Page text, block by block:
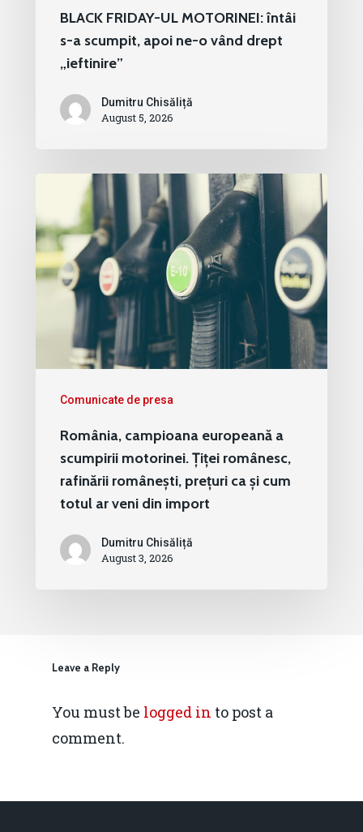
BLACK FRIDAY-UL MOTORINEI: întâi
s-a scumpit, apoi ne-o vând drept
„ieftinire”
Dumitru Chisăliță
August 5, 2026
Comunicate de presa
România, campioana europeană a
scumpirii motorinei. Țiței românesc,
rafinării românești, prețuri ca și cum
totul ar veni din import
Dumitru Chisăliță
August 3, 2026
Leave a Reply
You must be logged in to post a
comment.